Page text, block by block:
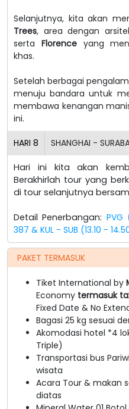
Selanjutnya, kita akan
Trees, area dengan
serta Florenceyang
khas.
Setelah berbagai
menuju bandara untuk
membawa kenangan
ini.
HARI 8 SHANGHAI -
Hari ini kita akan
Berakhirlah tour yang
di tour selanjutnya
Detail Penerbangan: PVG
387 & KUL - SUB (13.10 -
PAKET TERMASUK
Tiket International by
Economy termasuk
Fixed Date & No
Bagasi 25 kg sesuai
Akomodasi hotel *4
Triple)
Transportasi bus
wisata
Acara Tour & makan
diatas